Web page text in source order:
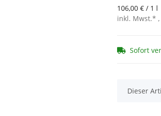
106,00 € / 1 l
inkl. Mwst.* ,
Sofort
x
Dieser